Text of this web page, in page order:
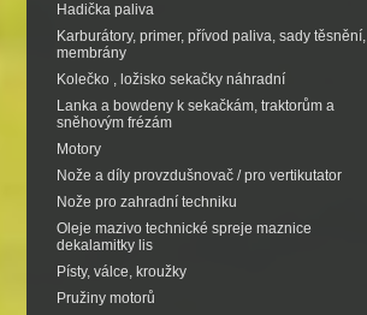
Hadička paliva
Karburátory, primer, přívod paliva, sady těsnění,
membrány
Kolečko , ložisko sekačky náhradní
Lanka a bowdeny k sekačkám, traktorům a
sněhovým frézám
Motory
Nože a díly provzdušnovač / pro vertikutator
Nože pro zahradní techniku
Oleje mazivo technické spreje maznice
dekalamitky lis
Písty, válce, kroužky
Pružiny motorů